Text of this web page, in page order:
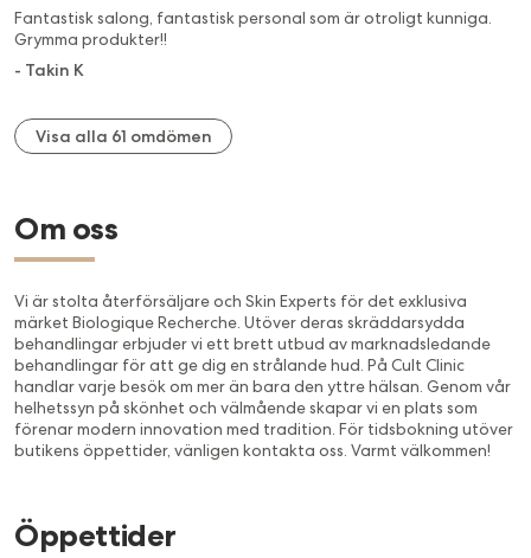
Fantastisk salong, fantastisk personal som är otroligt kunniga.
Grymma produkter!!
- Takin K
Visa alla 61 omdömen
Om oss
Vi är stolta återförsäljare och Skin Experts för det exklusiva
märket Biologique Recherche. Utöver deras skräddarsydda
behandlingar erbjuder vi ett brett utbud av marknadsledande
behandlingar för att ge dig en strålande hud. På Cult Clinic
handlar varje besök om mer än bara den yttre hälsan. Genom vår
helhetssyn på skönhet och välmående skapar vi en plats som
förenar modern innovation med tradition. För tidsbokning utöver
butikens öppettider, vänligen kontakta oss. Varmt välkommen!
Öppettider